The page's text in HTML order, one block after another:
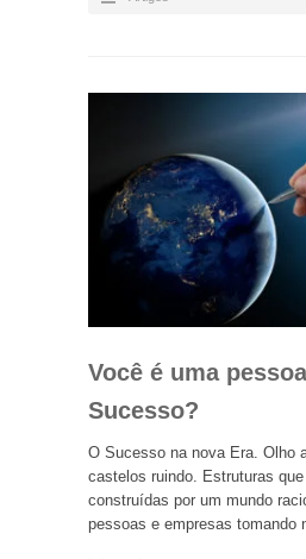
Você é uma
Sucesso?
O Sucesso na nova Era. Olho
castelos ruindo. Estruturas
construídas por um mundo
pessoas e empresas